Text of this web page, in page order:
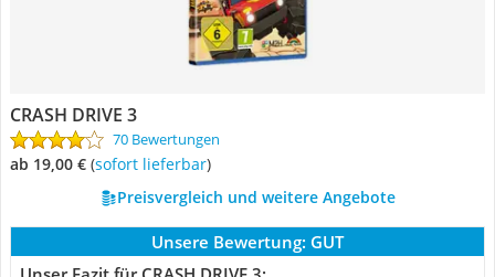
CRASH DRIVE 3
70 Bewertungen
ab 19,00 € ( Sofort lieferbar)
Preisvergleich und weitere Angebote
Unsere Bewertung: GUT